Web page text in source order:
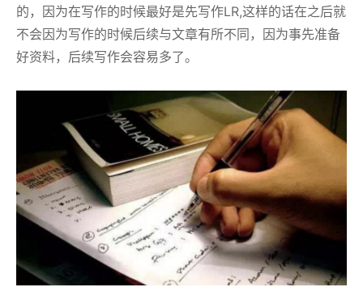
的，因为在写作的时候最好是先写作LR,这样的话在之后就
不会因为写作的时候后续与文章有所不同，因为事先准备
好资料，后续写作会容易多了。